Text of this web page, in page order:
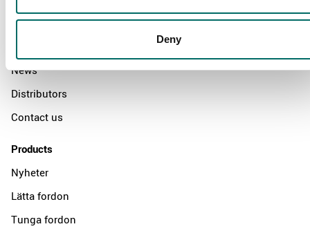
Deny
Swedish quality
News
Distributors
Contact us
Products
Nyheter
Lätta fordon
Tunga fordon